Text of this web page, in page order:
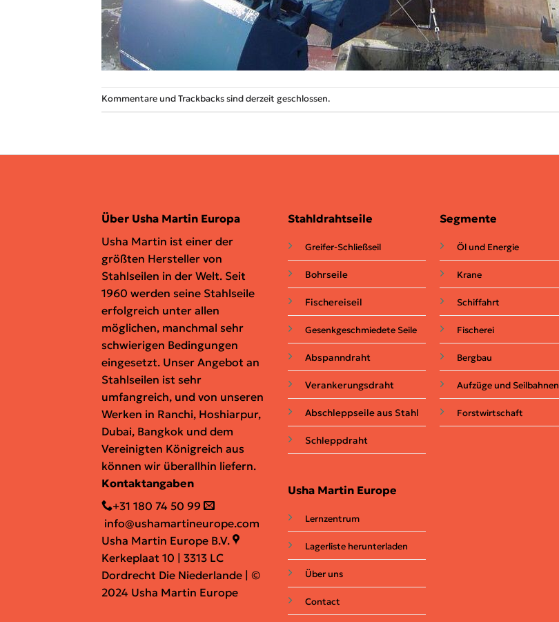
Kommentare und Trackbacks sind derzeit geschlossen.
Über Usha Martin Europa
Usha Martin ist einer der
größten Hersteller von
Stahlseilen in der Welt. Seit
1960 werden seine Stahlseile
erfolgreich unter allen
möglichen, manchmal sehr
schwierigen Bedingungen
eingesetzt. Unser Angebot an
Stahlseilen ist sehr
umfangreich, und von unseren
Werken in Ranchi, Hoshiarpur,
Dubai, Bangkok und dem
Vereinigten Königreich aus
können wir überallhin liefern.
Kontaktangaben
+31 180 74 50 99
info@ushamartineurope.com
Usha Martin Europe B.V.
Kerkeplaat 10 | 3313 LC
Dordrecht Die Niederlande | ©
2024 Usha Martin Europe
Stahldrahtseile
Greifer-Schließseil
Bohrseile
Fischereiseil
Gesenkgeschmiedete Seile
Abspanndraht
Verankerungsdraht
Abschleppseile aus Stahl
Schleppdraht
Segmente
Öl und Energie
Krane
Schiffahrt
Fischerei
Bergbau
Aufzüge und Seilbahnen
Forstwirtschaft
Usha Martin Europe
Lernzentrum
Lagerliste herunterladen
Über uns
Contact